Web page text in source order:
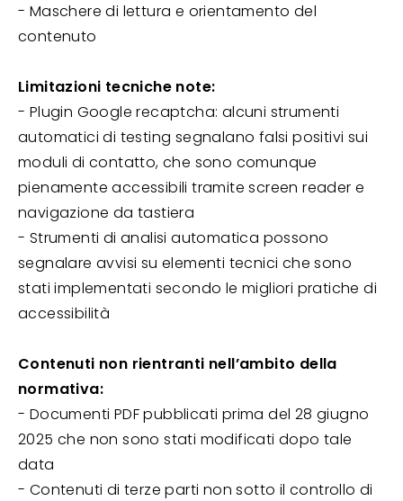
- Maschere di lettura e orientamento del
contenuto
Limitazioni tecniche note:
- Plugin Google recaptcha: alcuni strumenti
automatici di testing segnalano falsi positivi sui
moduli di contatto, che sono comunque
pienamente accessibili tramite screen reader e
navigazione da tastiera
- Strumenti di analisi automatica possono
segnalare avvisi su elementi tecnici che sono
stati implementati secondo le migliori pratiche di
accessibilità
Contenuti non rientranti nell’ambito della
normativa:
- Documenti PDF pubblicati prima del 28 giugno
2025 che non sono stati modificati dopo tale
data
- Contenuti di terze parti non sotto il controllo di